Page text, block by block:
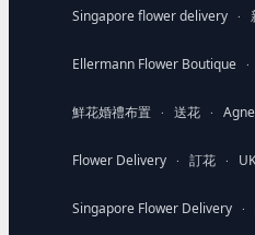
Singapore flower delivery ·
Ellermann Flower Boutique ·
鮮花婚禮布置 · 送花 ·
Flower Delivery · 訂花 ·
Singapore Flower Delivery ·